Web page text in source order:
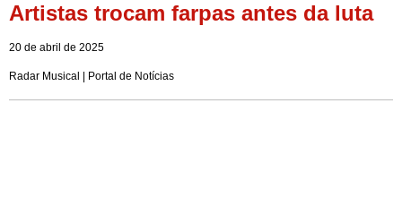
Artistas trocam farpas antes da luta
20 de abril de 2025
Radar Musical | Portal de Notícias